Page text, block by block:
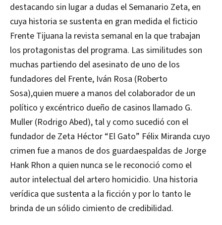
destacando sin lugar a dudas el Semanario Zeta, en
cuya historia se sustenta en gran medida el ficticio
Frente Tijuana la revista semanal en la que trabajan
los protagonistas del programa. Las similitudes son
muchas partiendo del asesinato de uno de los
fundadores del Frente, Iván Rosa (Roberto
Sosa),quien muere a manos del colaborador de un
político y excéntrico dueño de casinos llamado G.
Muller (Rodrigo Abed), tal y como sucedió con el
fundador de Zeta Héctor “El Gato” Félix Miranda cuyo
crimen fue a manos de dos guardaespaldas de Jorge
Hank Rhon a quien nunca se le reconoció como el
autor intelectual del artero homicidio. Una historia
verídica que sustenta a la ficción y por lo tanto le
brinda de un sólido cimiento de credibilidad.